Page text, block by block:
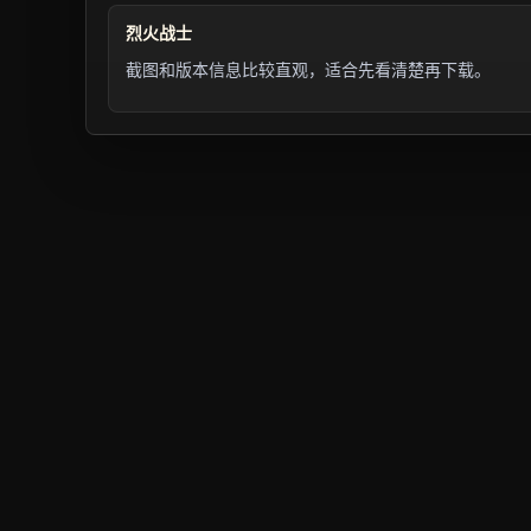
烈火战士
截图和版本信息比较直观，适合先看清楚再下载。